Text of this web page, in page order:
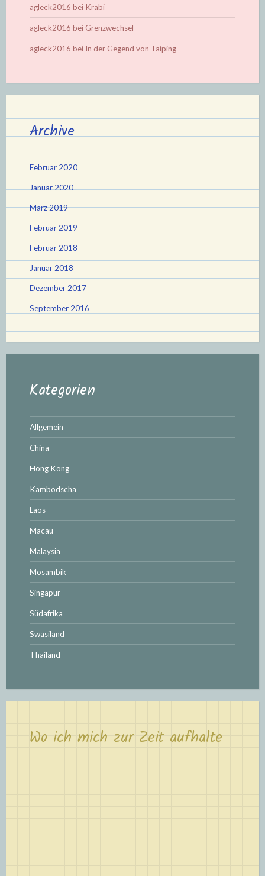
agleck2016 bei Krabi
agleck2016 bei Grenzwechsel
agleck2016 bei In der Gegend von Taiping
Archive
Februar 2020
Januar 2020
März 2019
Februar 2019
Februar 2018
Januar 2018
Dezember 2017
September 2016
Kategorien
Allgemein
China
Hong Kong
Kambodscha
Laos
Macau
Malaysia
Mosambik
Singapur
Südafrika
Swasiland
Thailand
Wo ich mich zur Zeit aufhalte